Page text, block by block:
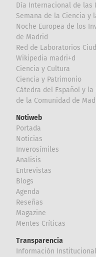
Día Internacional de las
Semana de la Ciencia y
Noche Europea de los
de Madrid
Red de Laboratorios
Wikipedia madri+d
Ciencia y Cultura
Ciencia y Patrimonio
Cátedra del Español y
de la Comunidad de
Notiweb
Portada
Noticias
Inverosímiles
Analisis
Entrevistas
Blogs
Agenda
Reseñas
Magazine
Mentes Críticas
Transparencia
Información Institucional